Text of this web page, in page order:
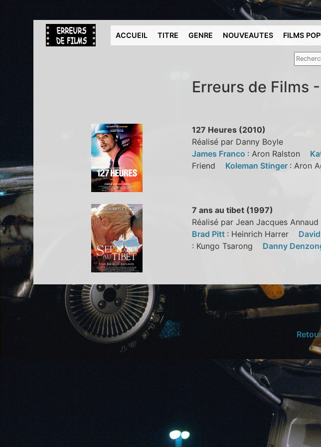
ACCUEIL TITRE GENRE NOUVEAUTES FILMS
Erreurs de Films
127 Heures (2010)
Réalisé par Danny Boyle
James Franco : Aron Ralston
Friend Koleman Stinger : Aron
7 ans au tibet (1997)
Réalisé par Jean Jacques Annaud
Brad Pitt : Heinrich Harrer
: Kungo Tsarong Danny